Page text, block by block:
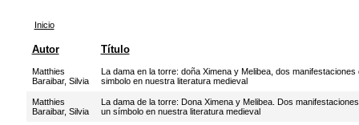
Inicio
Autor Título
Matthies
Baraibar, Silvia
La dama en la torre: doña Ximena y Melibea, dos manifestaciones
simbolo en nuestra literatura medieval
Matthies
Baraibar, Silvia
La dama de la torre: Dona Ximena y Melibea. Dos
un símbolo en nuestra literatura medieval